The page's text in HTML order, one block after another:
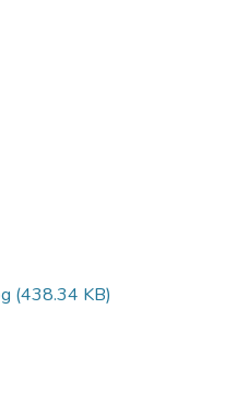
(438.34 KB)